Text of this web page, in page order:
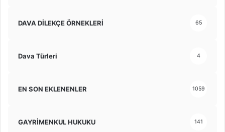
DAVA DİLEKÇE ÖRNEKLERİ 65
Dava Türleri 4
EN SON EKLENENLER 1059
GAYRİMENKUL HUKUKU 141